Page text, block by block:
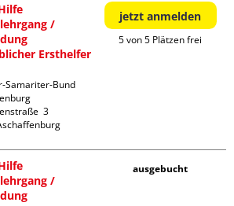
/
Ersthelfer
Samariter-Bund
3
jetzt anmelden
5 von 5 Plätzen frei
/
ausgebucht